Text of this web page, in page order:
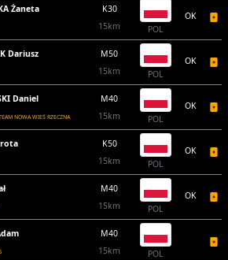
Żaneta
K30
15km
POL
OK
Dariusz
M50
15km
POL
OK
Daniel
NOWA WIEŚ RZECZNA
M40
15km
POL
OK
K50
15km
POL
OK
M40
15km
POL
OK
M40
15km
POL